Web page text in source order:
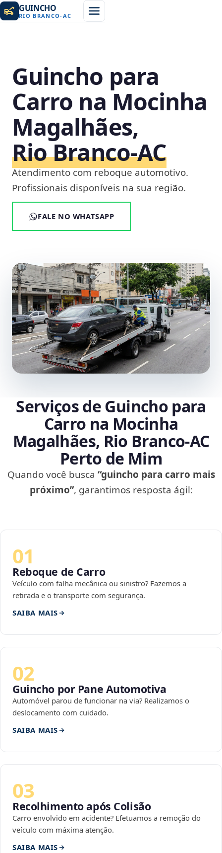
GUINCHO
RIO BRANCO-AC
Guincho para
Carro na Mocinha
Magalhães,
Rio Branco‑AC
Atendimento com reboque automotivo.
Profissionais disponíveis na sua região.
FALE NO WHATSAPP
Serviços de Guincho para
Carro na Mocinha
Magalhães, Rio Branco‑AC
Perto de Mim
Quando você busca “guincho para carro mais
próximo”, garantimos resposta ágil:
01
Reboque de Carro
Veículo com falha mecânica ou sinistro? Fazemos a
retirada e o transporte com segurança.
SAIBA MAIS
02
Guincho por Pane Automotiva
Automóvel parou de funcionar na via? Realizamos o
deslocamento com cuidado.
SAIBA MAIS
03
Recolhimento após Colisão
Carro envolvido em acidente? Efetuamos a remoção do
veículo com máxima atenção.
SAIBA MAIS